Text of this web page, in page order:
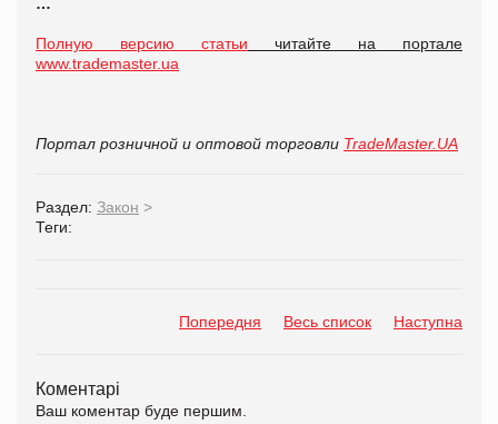
Полную версию статьи читайте на портале
www.trademaster.ua
Портал розничной и оптовой торговли TradeMaster.UA
Раздел: Закон >
Теги:
Попередня Весь список Наступна
Коментарі
Ваш коментар буде першим.